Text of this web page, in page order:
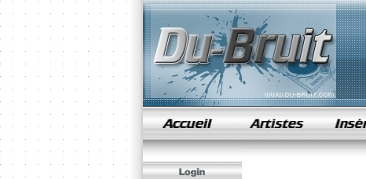
samples de rap